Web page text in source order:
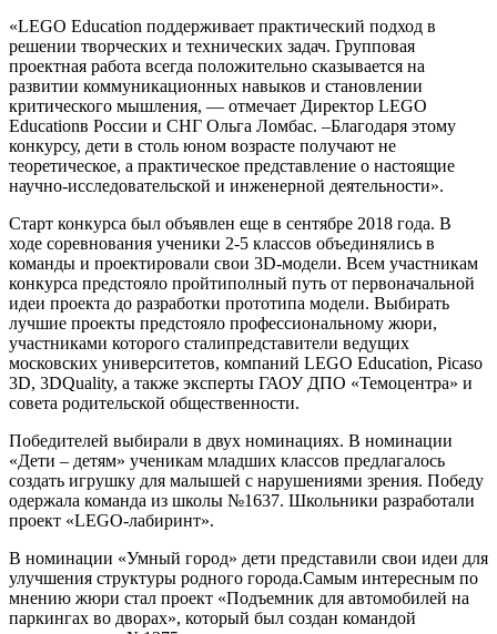
«LEGO Education поддерживает практический подход в
решении творческих и технических задач. Групповая
проектная работа всегда положительно сказывается на
развитии коммуникационных навыков и становлении
критического мышления, — отмечает Директор LEGO
Educationв России и СНГ Ольга Ломбас. –Благодаря этому
конкурсу, дети в столь юном возрасте получают не
теоретическое, а практическое представление о настоящие
научно-исследовательской и инженерной деятельности».
Старт конкурса был объявлен еще в сентябре 2018 года. В
ходе соревнования ученики 2-5 классов объединялись в
команды и проектировали свои 3D-модели. Всем участникам
конкурса предстояло пройтиполный путь от первоначальной
идеи проекта до разработки прототипа модели. Выбирать
лучшие проекты предстояло профессиональному жюри,
участниками которого сталипредставители ведущих
московских университетов, компаний LEGO Education, Picaso
3D, 3DQuality, а также эксперты ГАОУ ДПО «Темоцентра» и
совета родительской общественности.
Победителей выбирали в двух номинациях. В номинации
«Дети – детям» ученикам младших классов предлагалось
создать игрушку для малышей с нарушениями зрения. Победу
одержала команда из школы №1637. Школьники разработали
проект «LEGO-лабиринт».
В номинации «Умный город» дети представили свои идеи для
улучшения структуры родного города.Самым интересным по
мнению жюри стал проект «Подъемник для автомобилей на
паркингах во дворах», который был создан командой